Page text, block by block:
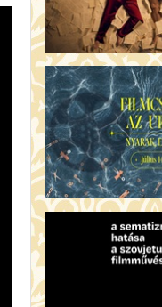
20:30 Díszterem
A GYŰLÖLET (16)